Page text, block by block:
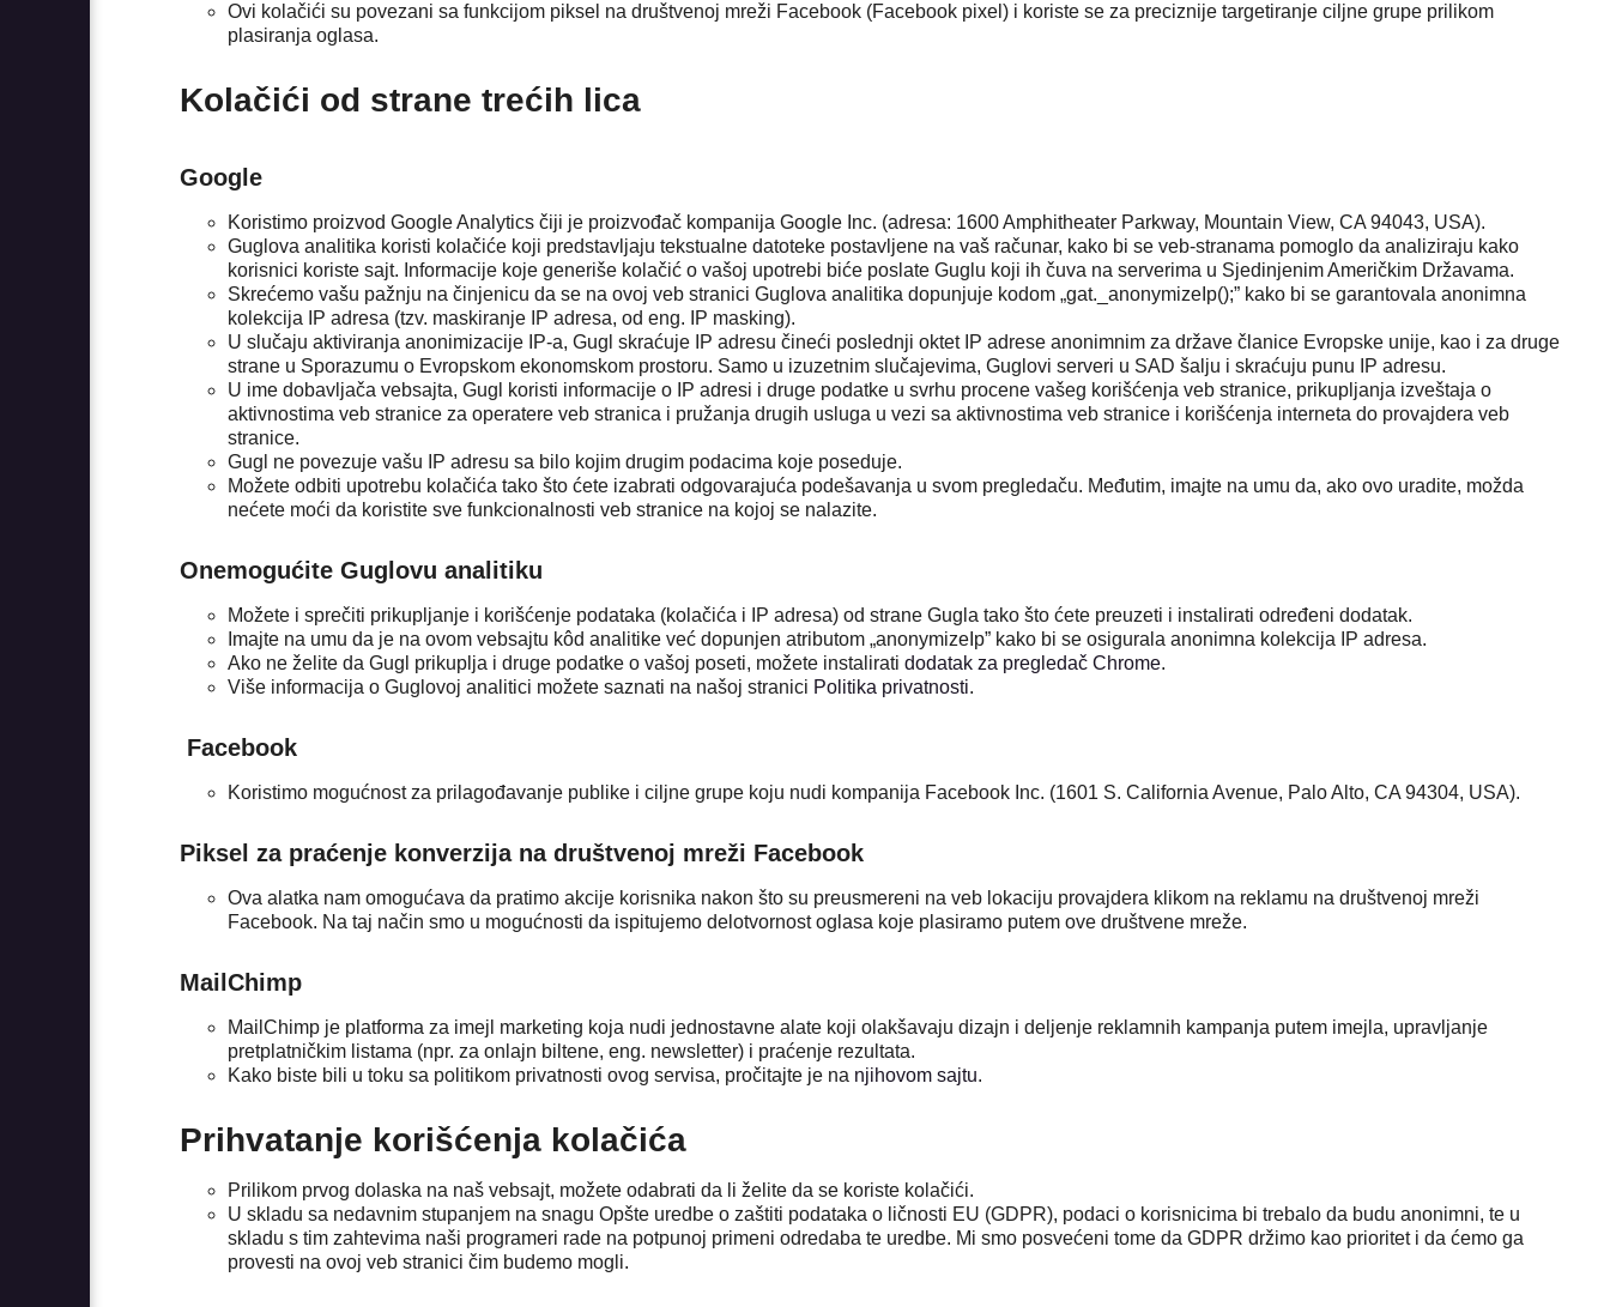
Ovi kolačići su povezani sa funkcijom piksel na društvenoj mreži Facebook (Facebook pixel) i koriste se za preciznije targetiranje ciljne grupe prilikom
plasiranja oglasa.
Kolačići od strane trećih lica
Google
Koristimo proizvod Google Analytics čiji je proizvođač kompanija Google Inc. (adresa: 1600 Amphitheater Parkway, Mountain View, CA 94043, USA).
Guglova analitika koristi kolačiće koji predstavljaju tekstualne datoteke postavljene na vaš računar, kako bi se veb-stranama pomoglo da analiziraju kako
korisnici koriste sajt. Informacije koje generiše kolačić o vašoj upotrebi biće poslate Guglu koji ih čuva na serverima u Sjedinjenim Američkim Državama.
Skrećemo vašu pažnju na činjenicu da se na ovoj veb stranici Guglova analitika dopunjuje kodom „gat._anonymizeIp();” kako bi se garantovala anonimna
kolekcija IP adresa (tzv. maskiranje IP adresa, od eng. IP masking).
U slučaju aktiviranja anonimizacije IP-a, Gugl skraćuje IP adresu čineći poslednji oktet IP adrese anonimnim za države članice Evropske unije, kao i za druge
strane u Sporazumu o Evropskom ekonomskom prostoru. Samo u izuzetnim slučajevima, Guglovi serveri u SAD šalju i skraćuju punu IP adresu.
U ime dobavljača vebsajta, Gugl koristi informacije o IP adresi i druge podatke u svrhu procene vašeg korišćenja veb stranice, prikupljanja izveštaja o
aktivnostima veb stranice za operatere veb stranica i pružanja drugih usluga u vezi sa aktivnostima veb stranice i korišćenja interneta do provajdera veb
stranice.
Gugl ne povezuje vašu IP adresu sa bilo kojim drugim podacima koje poseduje.
Možete odbiti upotrebu kolačića tako što ćete izabrati odgovarajuća podešavanja u svom pregledaču. Međutim, imajte na umu da, ako ovo uradite, možda
nećete moći da koristite sve funkcionalnosti veb stranice na kojoj se nalazite.
Onemogućite Guglovu analitiku
Možete i sprečiti prikupljanje i korišćenje podataka (kolačića i IP adresa) od strane Gugla tako što ćete preuzeti i instalirati određeni dodatak.
Imajte na umu da je na ovom vebsajtu kôd analitike već dopunjen atributom „anonymizeIp” kako bi se osigurala anonimna kolekcija IP adresa.
Ako ne želite da Gugl prikuplja i druge podatke o vašoj poseti, možete instalirati dodatak za pregledač Chrome.
Više informacija o Guglovoj analitici možete saznati na našoj stranici Politika privatnosti.
Facebook
Koristimo mogućnost za prilagođavanje publike i ciljne grupe koju nudi kompanija Facebook Inc. (1601 S. California Avenue, Palo Alto, CA 94304, USA).
Piksel za praćenje konverzija na društvenoj mreži Facebook
Ova alatka nam omogućava da pratimo akcije korisnika nakon što su preusmereni na veb lokaciju provajdera klikom na reklamu na društvenoj mreži
Facebook. Na taj način smo u mogućnosti da ispitujemo delotvornost oglasa koje plasiramo putem ove društvene mreže.
MailChimp
MailChimp je platforma za imejl marketing koja nudi jednostavne alate koji olakšavaju dizajn i deljenje reklamnih kampanja putem imejla, upravljanje
pretplatničkim listama (npr. za onlajn biltene, eng. newsletter) i praćenje rezultata.
Kako biste bili u toku sa politikom privatnosti ovog servisa, pročitajte je na njihovom sajtu.
Prihvatanje korišćenja kolačića
Prilikom prvog dolaska na naš vebsajt, možete odabrati da li želite da se koriste kolačići.
U skladu sa nedavnim stupanjem na snagu Opšte uredbe o zaštiti podataka o ličnosti EU (GDPR), podaci o korisnicima bi trebalo da budu anonimni, te u
skladu s tim zahtevima naši programeri rade na potpunoj primeni odredaba te uredbe. Mi smo posvećeni tome da GDPR držimo kao prioritet i da ćemo ga
provesti na ovoj veb stranici čim budemo mogli.